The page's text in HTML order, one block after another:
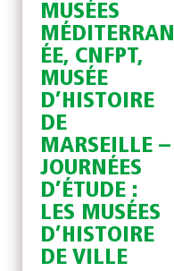
MUSÉES
MÉDITERRAN
ÉE, CNFPT,
MUSÉE
D’HISTOIRE
DE
MARSEILLE –
JOURNÉES
D’ÉTUDE :
LES MUSÉES
D’HISTOIRE
DE VILLE